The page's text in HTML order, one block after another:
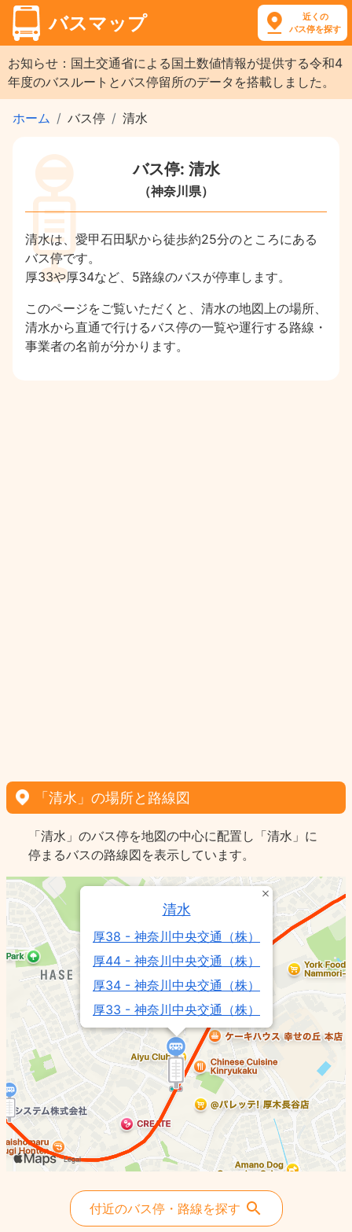
バスマップ
近くの
バス停を探す
お知らせ：国土交通省による国土数値情報が提供する令和4
年度のバスルートとバス停留所のデータを搭載しました。
ホーム バス停 清水
バス停: 清水
（神奈川県）
清水は、愛甲石田駅から徒歩約25分のところにある
バス停です。
厚33や厚34など、5路線のバスが停車します。
このページをご覧いただくと、清水の地図上の場所、
清水から直通で行けるバス停の一覧や運行する路線・
事業者の名前が分かります。
「清水」の場所と路線図
「清水」のバス停を地図の中心に配置し「清水」に
停まるバスの路線図を表示しています。
清水
厚38 - 神奈川中央交通（株）
厚44 - 神奈川中央交通（株）
厚34 - 神奈川中央交通（株）
厚33 - 神奈川中央交通（株）
厚39 - 神奈川中央交通（株）
付近のバス停・路線を探す